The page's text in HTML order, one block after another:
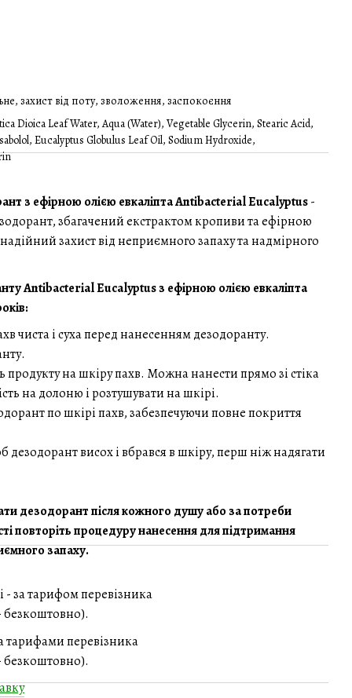
захист від поту, зволоження, заспокоєння
Dioica Leaf Water, Aqua (Water), Vegetable Glycerin, Stearic Acid,
Eucalyptus Globulus Leaf Oil, Sodium Hydroxide,
з ефірною олією евкаліпта Antibacterial Eucalyptus-
збагачений екстрактом кропиви та ефірною
захист від неприємного запаху та надмірного
Antibacterial Eucalyptus з ефірною олією евкаліпта
чиста і суха перед нанесенням дезодоранту.
продукту на шкіру пахв. Можна нанести прямо зі стіка
на долоню і розтушувати на шкірі.
по шкірі пахв, забезпечуючи повне покриття
дезодорант висох і вбрався в шкіру, перш ніж надягати
дезодорант після кожного душу або за потреби
повторіть процедуру нанесення для підтримання
запаху.
- за тарифом перевізника
безкоштовно).
тарифами перевізника
безкоштовно).